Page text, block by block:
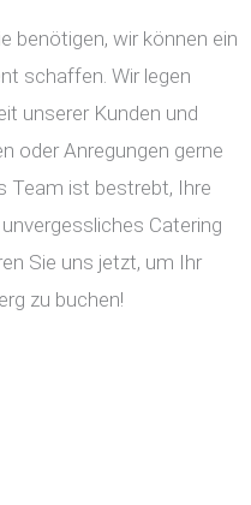
benötigen, wir können ein
schaffen. Wir legen
unserer Kunden und
oder Anregungen gerne
Team ist bestrebt, Ihre
Catering
Sie uns jetzt, um Ihr
zu buchen!